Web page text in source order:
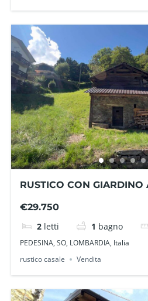
RUSTICO CON GIARDINO
€29.750
2 letti 1 bagno
PEDESINA, SO, LOMBARDIA, Italia
rustico casale
Vendita